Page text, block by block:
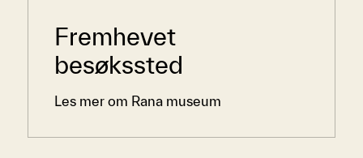
Sidemeny
Fremhevet
besøkssted
Les mer om Rana museum